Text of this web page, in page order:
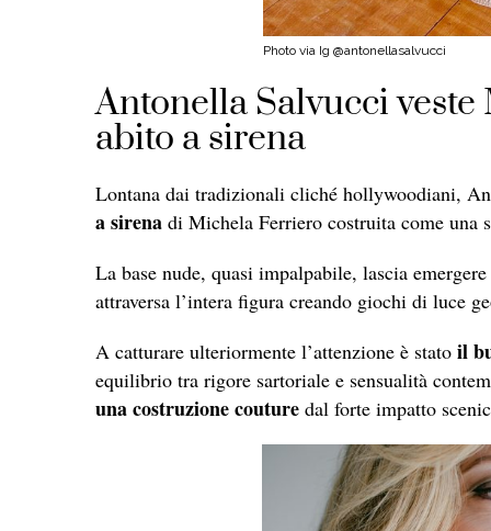
Photo via Ig @antonellasalvucci
Antonella Salvucci
abito a sirena
Lontana dai tradizionali cliché hollywoodiani,
a sirena di Michela Ferriero costruita come una
La base nude, quasi impalpabile, lascia
attraversa l’intera figura creando giochi di luce
A catturare ulteriormente l’attenzione è stato il
equilibrio tra rigore sartoriale e sensualità
una costruzione couture dal forte impatto